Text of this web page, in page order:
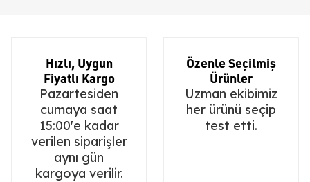
Hızlı, Uygun
Fiyatlı Kargo
Pazartesiden
cumaya saat
15:00'e kadar
verilen siparişler
aynı gün
kargoya verilir.
Özenle Seçilmiş
Ürünler
Uzman ekibimiz
her ürünü seçip
test etti.